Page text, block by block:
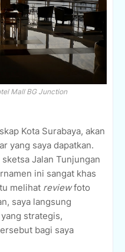
Mall BG Junction
Kota Surabaya, akan
yang saya dapatkan.
Jalan Tunjungan
ini sangat khas
melihat reviewfoto
saya langsung
strategis,
bagi saya